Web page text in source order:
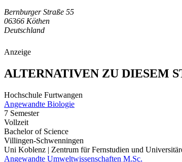
Bernburger Straße 55
06366 Köthen
Deutschland
Anzeige
ALTERNATIVEN ZU DIESEM
Hochschule Furtwangen
Angewandte Biologie
7 Semester
Vollzeit
Bachelor of Science
Villingen-Schwenningen
Uni Koblenz | Zentrum für Fernstudien und
Angewandte Umweltwissenschaften M.Sc.